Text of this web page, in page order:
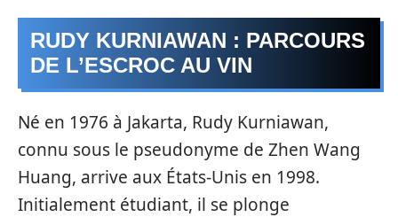
RUDY KURNIAWAN : PARCOURS
DE L’ESCROC AU VIN
Né en 1976 à Jakarta, Rudy Kurniawan,
connu sous le pseudonyme de Zhen Wang
Huang, arrive aux États-Unis en 1998.
Initialement étudiant, il se plonge